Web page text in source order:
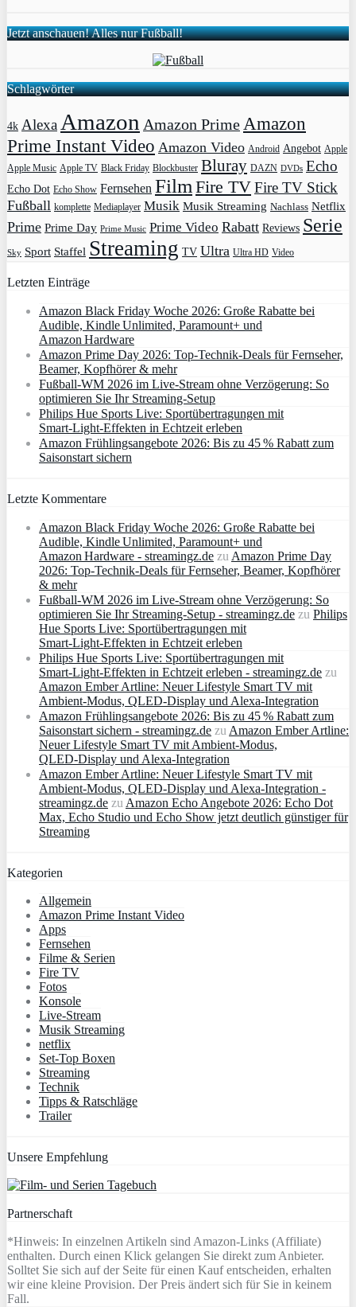
Jetzt anschauen! Alles nur Fußball!
Schlagwörter
4k AlexaAmazon Amazon PrimeAmazon
Prime Instant Video Amazon Video Android Angebot Apple
Apple Music Apple TV Black Friday Blockbuster Bluray DAZN DVDs Echo
Echo Dot Echo Show Fernsehen FilmFire TVFire TV Stick
Fußball komplette Mediaplayer Musik Musik Streaming Nachlass Netflix
Prime Prime Day Prime Music Prime Video Rabatt Reviews Serie
Sky Sport Staffel Streaming TV Ultra Ultra HD Video
Letzten Einträge
Amazon Black Friday Woche 2026: Große Rabatte bei
Audible, Kindle Unlimited, Paramount+ und
Amazon Hardware
Amazon Prime Day 2026: Top-Technik-Deals für Fernseher,
Beamer, Kopfhörer & mehr
Fußball-WM 2026 im Live-Stream ohne Verzögerung: So
optimieren Sie Ihr Streaming-Setup
Philips Hue Sports Live: Sportübertragungen mit
Smart‑Light‑Effekten in Echtzeit erleben
Amazon Frühlingsangebote 2026: Bis zu 45 % Rabatt zum
Saisonstart sichern
Letzte Kommentare
Amazon Black Friday Woche 2026: Große Rabatte bei
Audible, Kindle Unlimited, Paramount+ und
Amazon Hardware - streamingz.de zuAmazon Prime Day
2026: Top-Technik-Deals für Fernseher, Beamer, Kopfhörer
& mehr
Fußball-WM 2026 im Live-Stream ohne Verzögerung: So
optimieren Sie Ihr Streaming-Setup - streamingz.de zu Philips
Hue Sports Live: Sportübertragungen mit
Smart‑Light‑Effekten in Echtzeit erleben
Philips Hue Sports Live: Sportübertragungen mit
Smart‑Light‑Effekten in Echtzeit erleben - streamingz.de zu
Amazon Ember Artline: Neuer Lifestyle Smart TV mit
Ambient‑Modus, QLED‑Display und Alexa‑Integration
Amazon Frühlingsangebote 2026: Bis zu 45 % Rabatt zum
Saisonstart sichern - streamingz.de zuAmazon Ember Artline:
Neuer Lifestyle Smart TV mit Ambient‑Modus,
QLED‑Display und Alexa‑Integration
Amazon Ember Artline: Neuer Lifestyle Smart TV mit
Ambient‑Modus, QLED‑Display und Alexa‑Integration -
streamingz.de zuAmazon Echo Angebote 2026: Echo Dot
Max, Echo Studio und Echo Show jetzt deutlich günstiger für
Streaming
Kategorien
Allgemein
Amazon Prime Instant Video
Apps
Fernsehen
Filme & Serien
Fire TV
Fotos
Konsole
Live-Stream
Musik Streaming
netflix
Set-Top Boxen
Streaming
Technik
Tipps & Ratschläge
Trailer
Unsere Empfehlung
Partnerschaft
*Hinweis: In einzelnen Artikeln sind Amazon-Links (Affiliate)
enthalten. Durch einen Klick gelangen Sie direkt zum Anbieter.
Solltet Sie sich auf der Seite für einen Kauf entscheiden, erhalten
wir eine kleine Provision. Der Preis ändert sich für Sie in keinem
Fall.